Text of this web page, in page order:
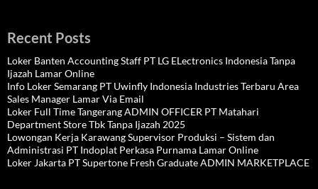
Recent Posts
Loker Banten Accounting Staff PT LG ELectronics Indonesia Tanpa
Ijazah Lamar Online
Info Loker Semarang PT Uwinfly Indonesia Industries Terbaru Area
Sales Manager Lamar Via Email
Loker Full Time Tangerang ADMIN OFFICER PT Matahari
Department Store Tbk Tanpa Ijazah 2025
Lowongan Kerja Karawang Supervisor Produksi – Sistem dan
Administrasi PT Indoplat Perkasa Purnama Lamar Online
Loker Jakarta PT Supertone Fresh Graduate ADMIN MARKETPLACE